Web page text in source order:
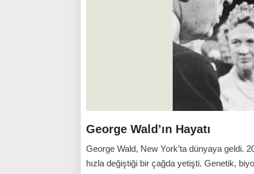
George Wald’ın Hayatı
George Wald, New York’ta dünyaya geldi.
hızla değiştiği bir çağda yetişti. Genetik,